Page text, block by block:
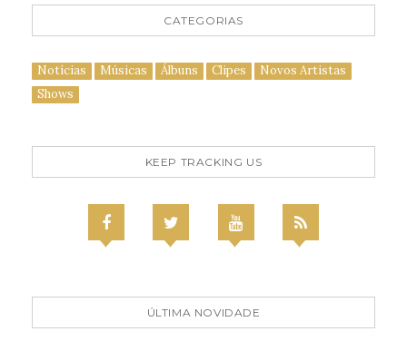
CATEGORIAS
Notícias Músicas Álbuns Clipes
Novos Artistas
Shows
KEEP TRACKING US
ÚLTIMA NOVIDADE